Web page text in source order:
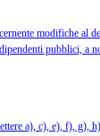
modifiche al
pubblici, a
a), c), e), f), g),